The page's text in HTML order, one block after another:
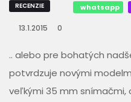
RECENZIE whatsapp
13.1.2015 0
.. alebo pre bohatých
potvrdzuje novými
veľkými 35 mm snímačmi,